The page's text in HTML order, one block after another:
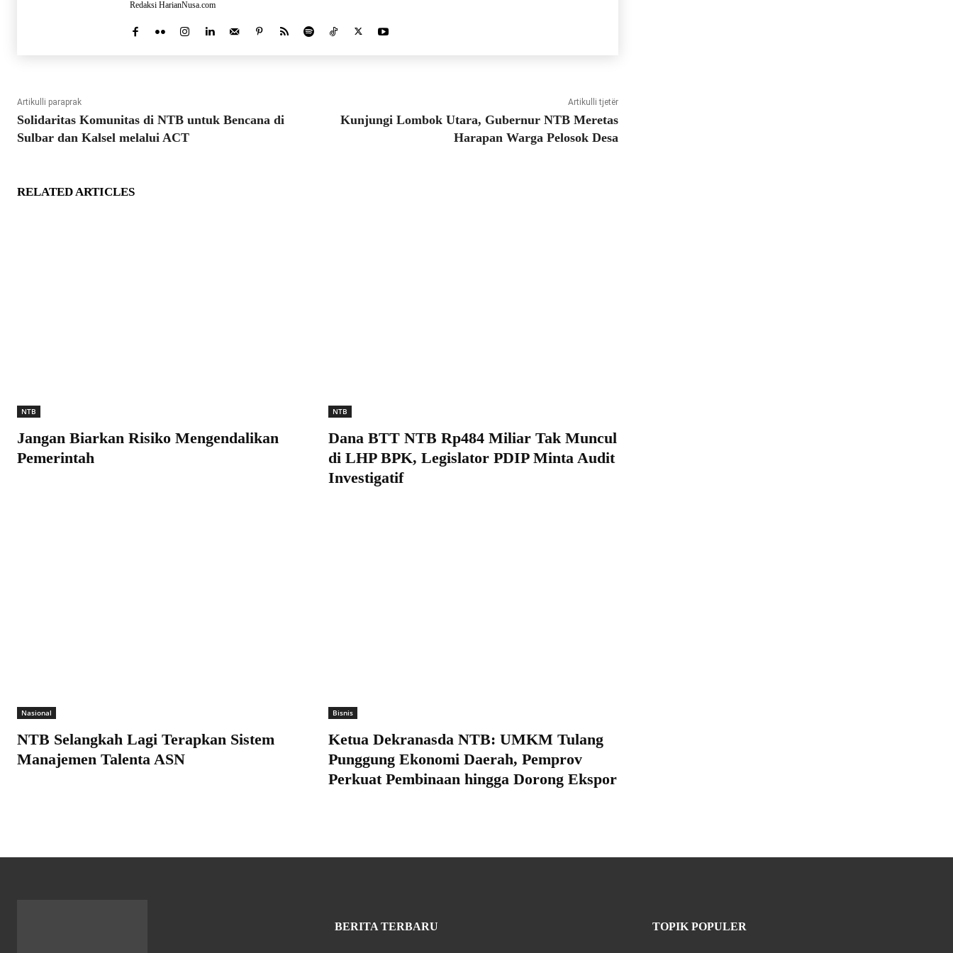
Redaksi HarianNusa.com
Artikulli paraprak
Solidaritas Komunitas di NTB untuk Bencana di
Sulbar dan Kalsel melalui ACT
Artikulli tjetër
Kunjungi Lombok Utara, Gubernur NTB Meretas
Harapan Warga Pelosok Desa
RELATED ARTICLES
NTB
Jangan Biarkan Risiko Mengendalikan
Pemerintah
NTB
Dana BTT NTB Rp484 Miliar Tak Muncul
di LHP BPK, Legislator PDIP Minta Audit
Investigatif
Nasional
NTB Selangkah Lagi Terapkan Sistem
Manajemen Talenta ASN
Bisnis
Ketua Dekranasda NTB: UMKM Tulang
Punggung Ekonomi Daerah, Pemprov
Perkuat Pembinaan hingga Dorong Ekspor
BERITA TERBARU TOPIK POPULER